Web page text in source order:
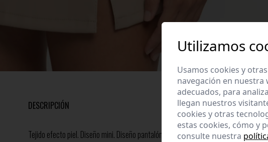
DESCRIPCIÓN
Tejido efecto piel. Diseño mini. Diseño pantalón. Cremallera en la espalda. Detalle
Utilizamos
Usamos cookies y
navegación en
adecuados, para
llegan nuestros
cookies y otras
estas cookies, cómo y
consulte nuestra